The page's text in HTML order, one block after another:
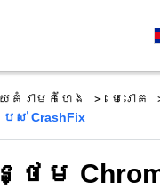
រាមកំហែង មេរោគ
ស់ CrashFix
ែម